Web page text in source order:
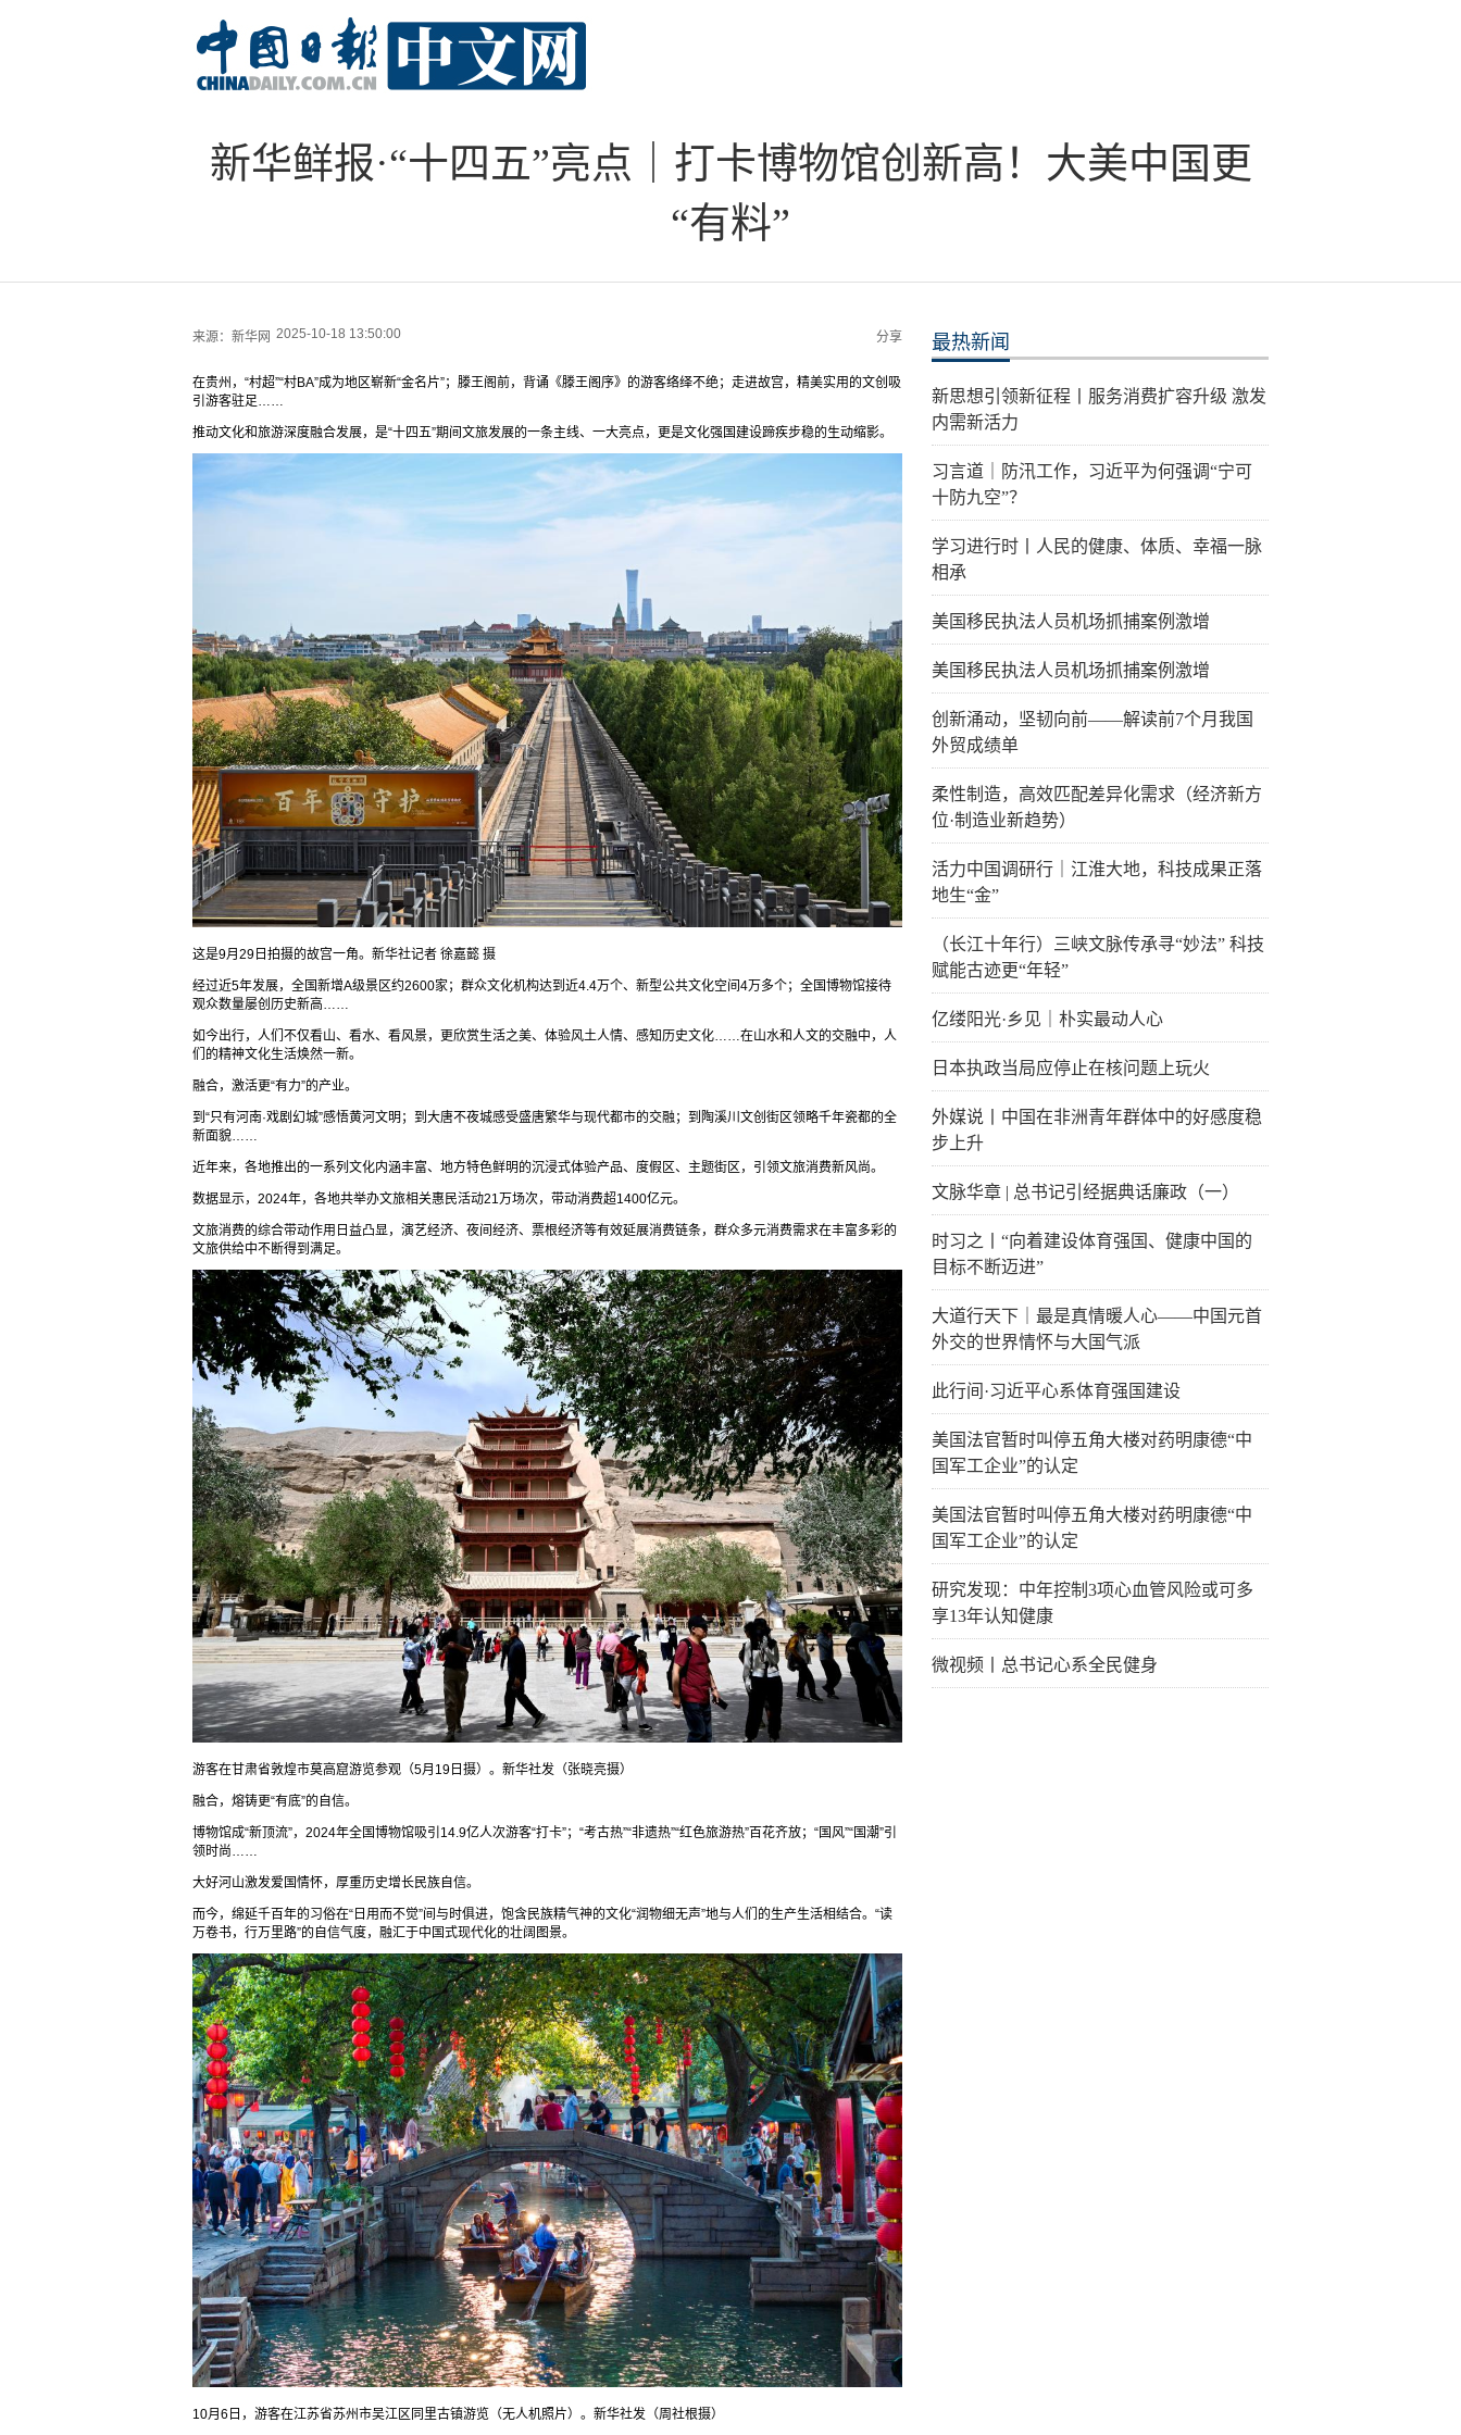
新华鲜报·“十四五”亮点｜打卡博物馆创新高！大美中国更
“有料”
来源： 新华网 2025-10-18 13:50:00 分享
在贵州，“村超”“村BA”成为地区崭新“金名片”；滕王阁前，背诵《滕王阁序》的游客络绎不绝；走进故宫，精美实用的文创吸
引游客驻足……
推动文化和旅游深度融合发展，是“十四五”期间文旅发展的一条主线、一大亮点，更是文化强国建设蹄疾步稳的生动缩影。
这是9月29日拍摄的故宫一角。新华社记者 徐嘉懿 摄
经过近5年发展，全国新增A级景区约2600家；群众文化机构达到近4.4万个、新型公共文化空间4万多个；全国博物馆接待
观众数量屡创历史新高……
如今出行，人们不仅看山、看水、看风景，更欣赏生活之美、体验风土人情、感知历史文化……在山水和人文的交融中，人
们的精神文化生活焕然一新。
融合，激活更“有力”的产业。
到“只有河南·戏剧幻城”感悟黄河文明；到大唐不夜城感受盛唐繁华与现代都市的交融；到陶溪川文创街区领略千年瓷都的全
新面貌……
近年来，各地推出的一系列文化内涵丰富、地方特色鲜明的沉浸式体验产品、度假区、主题街区，引领文旅消费新风尚。
数据显示，2024年，各地共举办文旅相关惠民活动21万场次，带动消费超1400亿元。
文旅消费的综合带动作用日益凸显，演艺经济、夜间经济、票根经济等有效延展消费链条，群众多元消费需求在丰富多彩的
文旅供给中不断得到满足。
游客在甘肃省敦煌市莫高窟游览参观（5月19日摄）。新华社发（张晓亮摄）
融合，熔铸更“有底”的自信。
博物馆成“新顶流”，2024年全国博物馆吸引14.9亿人次游客“打卡”；“考古热”“非遗热”“红色旅游热”百花齐放；“国风”“国潮”引
领时尚……
大好河山激发爱国情怀，厚重历史增长民族自信。
而今，绵延千百年的习俗在“日用而不觉”间与时俱进，饱含民族精气神的文化“润物细无声”地与人们的生产生活相结合。“读
万卷书，行万里路”的自信气度，融汇于中国式现代化的壮阔图景。
10月6日，游客在江苏省苏州市吴江区同里古镇游览（无人机照片）。新华社发（周社根摄）
最热新闻
新思想引领新征程丨服务消费扩容升级 激发
内需新活力
习言道｜防汛工作，习近平为何强调“宁可
十防九空”？
学习进行时丨人民的健康、体质、幸福一脉
相承
美国移民执法人员机场抓捕案例激增
美国移民执法人员机场抓捕案例激增
创新涌动，坚韧向前——解读前7个月我国
外贸成绩单
柔性制造，高效匹配差异化需求（经济新方
位·制造业新趋势）
活力中国调研行｜江淮大地，科技成果正落
地生“金”
（长江十年行）三峡文脉传承寻“妙法” 科技
赋能古迹更“年轻”
亿缕阳光·乡见｜朴实最动人心
日本执政当局应停止在核问题上玩火
外媒说丨中国在非洲青年群体中的好感度稳
步上升
文脉华章 | 总书记引经据典话廉政（一）
时习之丨“向着建设体育强国、健康中国的
目标不断迈进”
大道行天下｜最是真情暖人心——中国元首
外交的世界情怀与大国气派
此行间·习近平心系体育强国建设
美国法官暂时叫停五角大楼对药明康德“中
国军工企业”的认定
美国法官暂时叫停五角大楼对药明康德“中
国军工企业”的认定
研究发现：中年控制3项心血管风险或可多
享13年认知健康
微视频丨总书记心系全民健身